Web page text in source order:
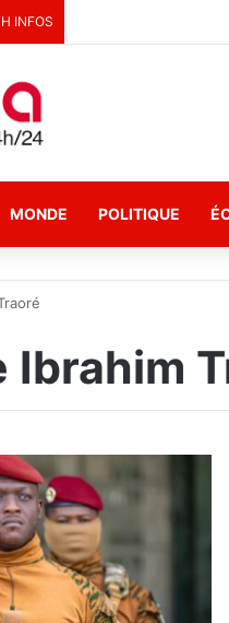
INFOS
MONDE POLITIQUE
Ibrahim